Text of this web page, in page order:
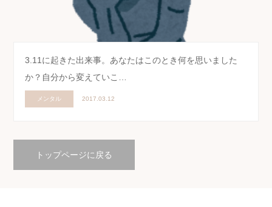
3.11に起きた出来事。あなたはこのとき何を思いました
か？自分から変えていこ…
メンタル 2017.03.12
トップページに戻る